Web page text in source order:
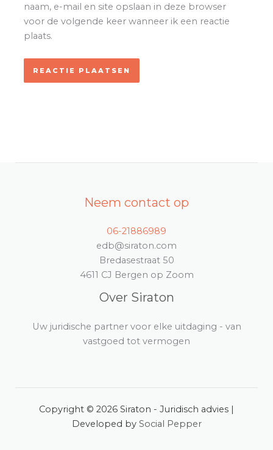
naam, e-mail en site opslaan in deze browser
voor de volgende keer wanneer ik een reactie
plaats.
Neem contact op
06-21886989
edb@siraton.com
Bredasestraat 50
4611 CJ Bergen op Zoom
Over Siraton
Uw juridische partner voor elke uitdaging - van
vastgoed tot vermogen
Copyright © 2026 Siraton - Juridisch advies |
Developed by Social Pepper